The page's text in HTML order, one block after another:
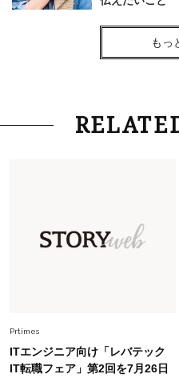
Fashion
【40代コンサ
ルドアクセ」
Lifestyle
「お若いです
上野千鶴子先
【ジェンダー連
Fashion 2026.6.12
Prtimes
ITエンジニア向け「レバテック
IT転職フェア」第2回を7月26日